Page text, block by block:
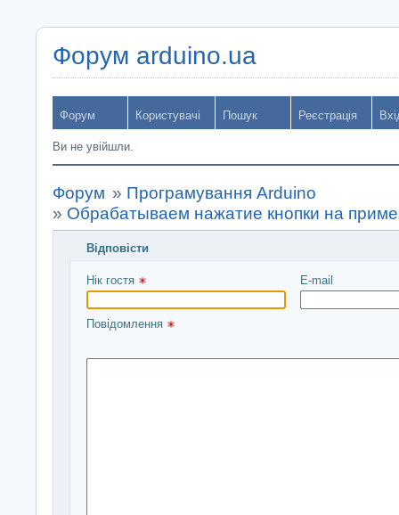
Форум arduino.ua
Форум Користувачі Пошук Реєстрація
Ви не увійшли.
Форум » Програмування Arduino
» Обрабатываем нажатие кнопки на
Відповісти
Введіть повідомлення і натисніть Надіслати
Нік гостя E-mail
Повідомлення